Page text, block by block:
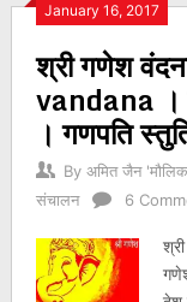
January 16, 2017
श्री गणेश
vandana ।
। गणपति
By अमित जैन
संचालन
6
Posts
navigation